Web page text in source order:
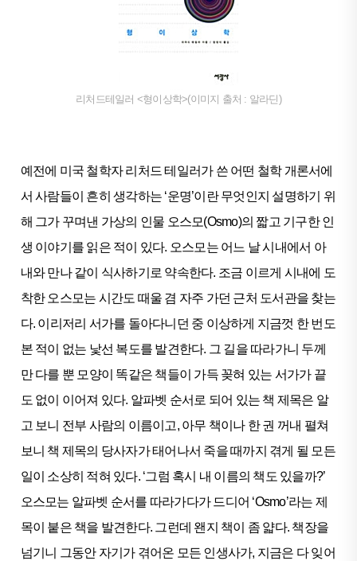
리처드테일러 <형이상학>(이미지 출처 : 알라딘)
예전에 미국 철학자 리처드 테일러가 쓴 어떤 철학 개론서에
서 사람들이 흔히 생각하는 ‘운명’이란 무엇인지 설명하기 위
해 그가 꾸며낸 가상의 인물 오스모(Osmo)의 짧고 기구한 인
생 이야기를 읽은 적이 있다. 오스모는 어느 날 시내에서 아
내와 만나 같이 식사하기로 약속한다. 조금 이르게 시내에 도
착한 오스모는 시간도 때울 겸 자주 가던 근처 도서관을 찾는
다. 이리저리 서가를 돌아다니던 중 이상하게 지금껏 한 번도
본 적이 없는 낯선 복도를 발견한다. 그 길을 따라가니 두께
만 다를 뿐 모양이 똑같은 책들이 가득 꽂혀 있는 서가가 끝
도 없이 이어져 있다. 알파벳 순서로 되어 있는 책 제목은 알
고 보니 전부 사람의 이름이고, 아무 책이나 한 권 꺼내 펼쳐
보니 책 제목의 당사자가 태어나서 죽을 때까지 겪게 될 모든
일이 소상히 적혀 있다. ‘그럼 혹시 내 이름의 책도 있을까?’
오스모는 알파벳 순서를 따라가다가 드디어 ‘Osmo’라는 제
목이 붙은 책을 발견한다. 그런데 왠지 책이 좀 얇다. 책장을
넘기니 그동안 자기가 겪어온 모든 인생사가, 지금은 다 잊어